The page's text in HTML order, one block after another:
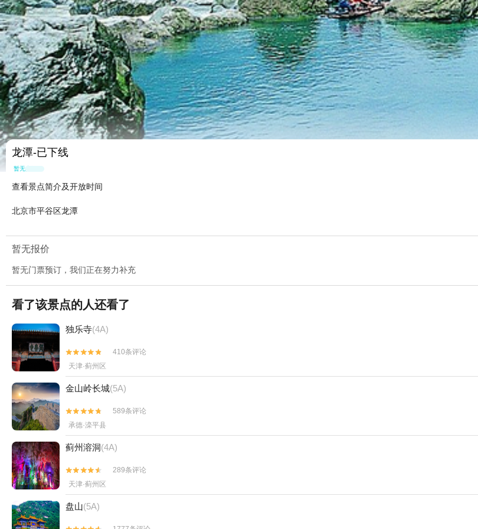
龙潭-已下线
暂无点评
查看景点简介及开放时间
北京市平谷区龙潭
暂无报价
暂无门票预订，我们正在努力补充
看了该景点的人还看了
独乐寺(4A)


410条评论
天津·蓟州区
金山岭长城(5A)


589条评论
承德·滦平县
蓟州溶洞(4A)


289条评论
天津·蓟州区
盘山(5A)